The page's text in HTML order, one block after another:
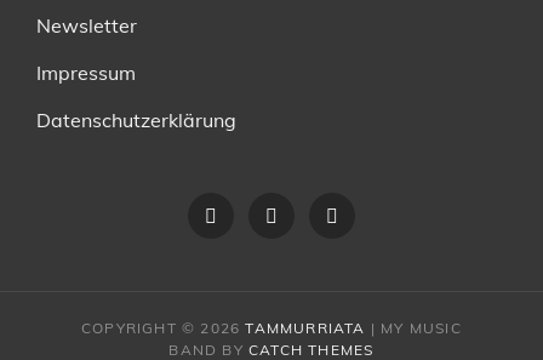
Newsletter
Impressum
Datenschutzerklärung
Facebookinstagram
COPYRIGHT © 2026TAMMURRIATA | MY MUSIC
BAND BYCATCH THEMES